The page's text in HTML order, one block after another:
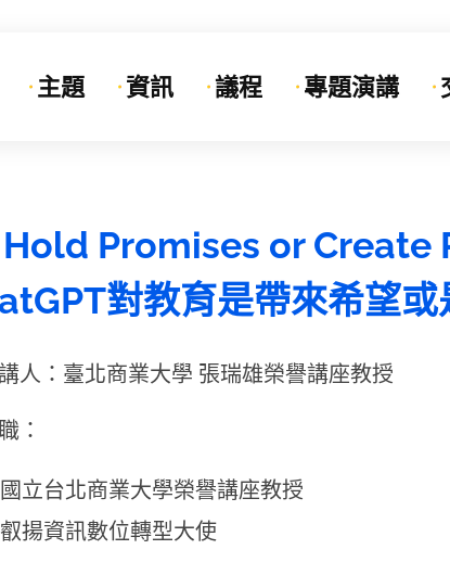
主題 資訊 議程 專題演講
Hold Promises or
對教育是帶來希望或
人：臺北商業大學 張瑞雄榮譽講座教授
：
國立台北商業大學榮譽講座教授
叡揚資訊數位轉型大使